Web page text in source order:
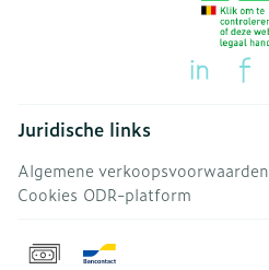
Juridische links
Algemene verkoopsvoorwaarden
Cookies ODR-platform